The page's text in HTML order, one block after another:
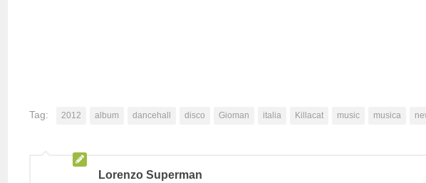
Tag: 2012 album dancehall disco Gioman italia Killacat music musica
Lorenzo Superman